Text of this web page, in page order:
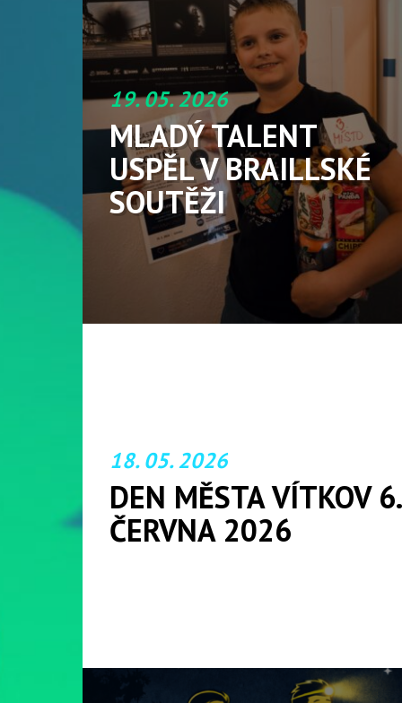
19. 05. 2026
MLADÝ TALENT
USPĚL V BRAILLSKÉ
SOUTĚŽI
18. 05. 2026
DEN MĚSTA VÍTKOV 6.
ČERVNA 2026